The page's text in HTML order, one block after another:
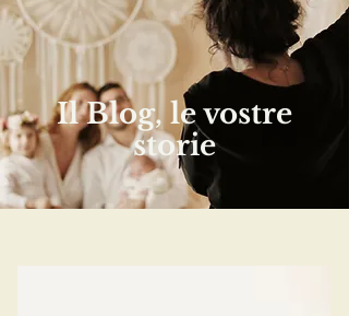
Il Blog, le vostre
storie